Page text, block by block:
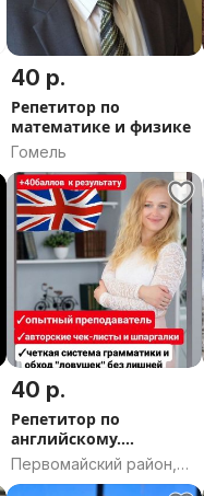
40 р.
Репетитор по
математике и физике
Гомель
40 р.
Репетитор по
английскому.
Французскому.
Первомайский район,
Витебск, Витебская